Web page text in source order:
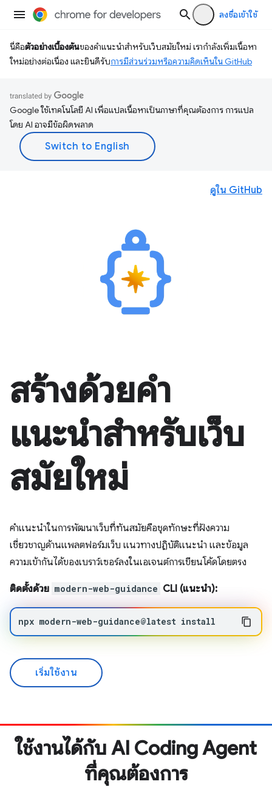
ลงชื่อเข้าใช้
นี่คือตัวอย่างเบื้องต้นของคำแนะนำสำหรับเว็บสมัยใหม่ เรากำลังเพิ่มเนื้อหา
ใหม่อย่างต่อเนื่อง และยินดีรับการมีส่วนร่วมหรือความคิดเห็นใน GitHub
Google ใช้เทคโนโลยี AI เพื่อแปลเนื้อหาเป็นภาษาที่คุณต้องการ การแปล
โดย AI อาจมีข้อผิดพลาด
สร้างด้วยคำ
แนะนำสำหรับเว็บ
สมัยใหม่
คำแนะนำในการพัฒนาเว็บที่ทันสมัยคือชุดทักษะที่ฝังความ
เชี่ยวชาญด้านแพลตฟอร์มเว็บ แนวทางปฏิบัติแนะนำ และข้อมูล
ความเข้ากันได้ของเบราว์เซอร์ลงในเอเจนต์การเขียนโค้ดโดยตรง
ติดตั้งด้วย modern-web-guidance CLI (แนะนำ):
npx modern-web-guidance@latest install
เริ่มใช้งาน
ดูใน GitHub
ใช้งานได้กับ AI Coding Agent
ที่คุณต้องการ